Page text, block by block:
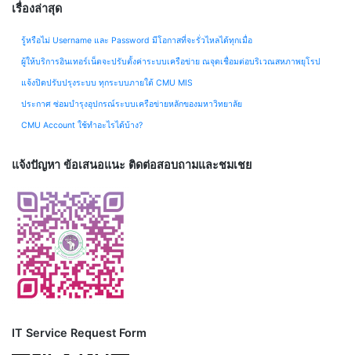
เรื่องล่าสุด
รู้หรือไม่ Username และ Password มีโอกาสที่จะรั่วไหลได้ทุกเมื่อ
ผู้ให้บริการอินเทอร์เน็ตจะปรับตั้งค่าระบบเครือข่าย ณจุดเชื่อมต่อบริเวณสหภาพยุโรป
แจ้งปิดปรับปรุงระบบ ทุกระบบภายใต้ CMU MIS
ประกาศ ซ่อมบำรุงอุปกรณ์ระบบเครือข่ายหลักของมหาวิทยาลัย
CMU Account ใช้ทำอะไรได้บ้าง?
แจ้งปัญหา ข้อเสนอแนะ ติดต่อสอบถามและชมเชย
IT Service Request Form